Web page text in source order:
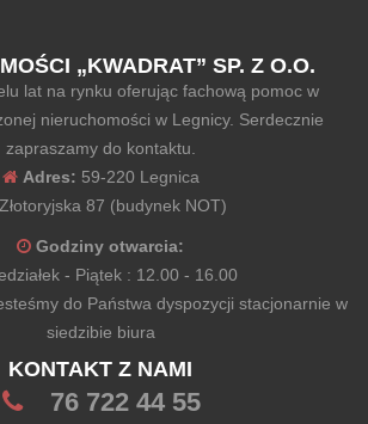
„KWADRAT” SP. Z O.O.
lat na rynku oferując fachową pomoc w
nieruchomości w Legnicy. Serdecznie
zapraszamy do kontaktu.
Adres: 59-220 Legnica
87 (budynek NOT)
Godziny otwarcia:
- Piątek : 12.00 - 16.00
do Państwa dyspozycji stacjonarnie w
siedzibie biura
KONTAKT Z NAMI
76 722 44 55